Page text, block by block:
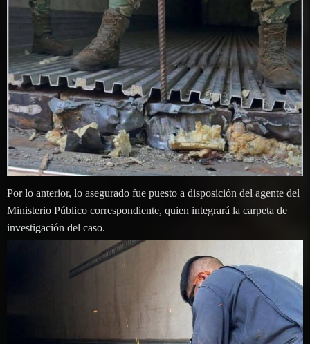
Por lo anterior, lo asegurado fue puesto a disposición del agente del
Ministerio Público correspondiente, quien integrará la carpeta de
investigación del caso.